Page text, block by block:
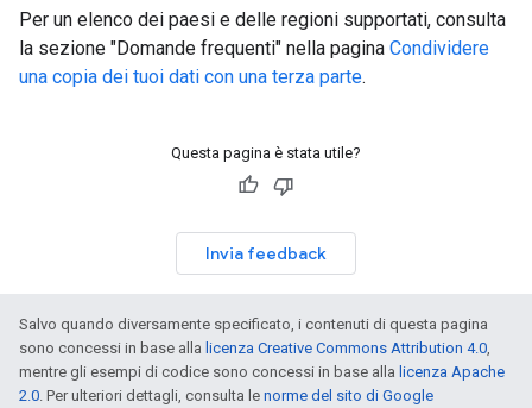
Per un elenco dei paesi e delle regioni supportati, consulta
la sezione "Domande frequenti" nella pagina Condividere
una copia dei tuoi dati con una terza parte.
Questa pagina è stata utile?
Invia feedback
Salvo quando diversamente specificato, i contenuti di questa pagina
sono concessi in base alla licenza Creative Commons Attribution 4.0
mentre gli esempi di codice sono concessi in base alla licenza Apache
2.0 . Per ulteriori dettagli, consulta le norme del sito di Google